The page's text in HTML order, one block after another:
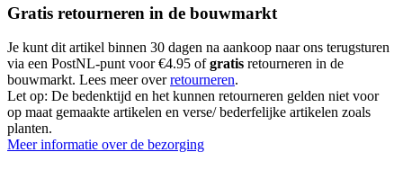
Gratis retourneren in de bouwmarkt
Je kunt dit artikel binnen 30 dagen na aankoop naar ons terugsturen
via een PostNL-punt voor €4.95 ofgratis retourneren in de
bouwmarkt. Lees meer overretourneren.
Let op: De bedenktijd en het kunnen retourneren gelden niet voor
op maat gemaakte artikelen en verse/ bederfelijke artikelen zoals
planten.
Meer informatie over de bezorging